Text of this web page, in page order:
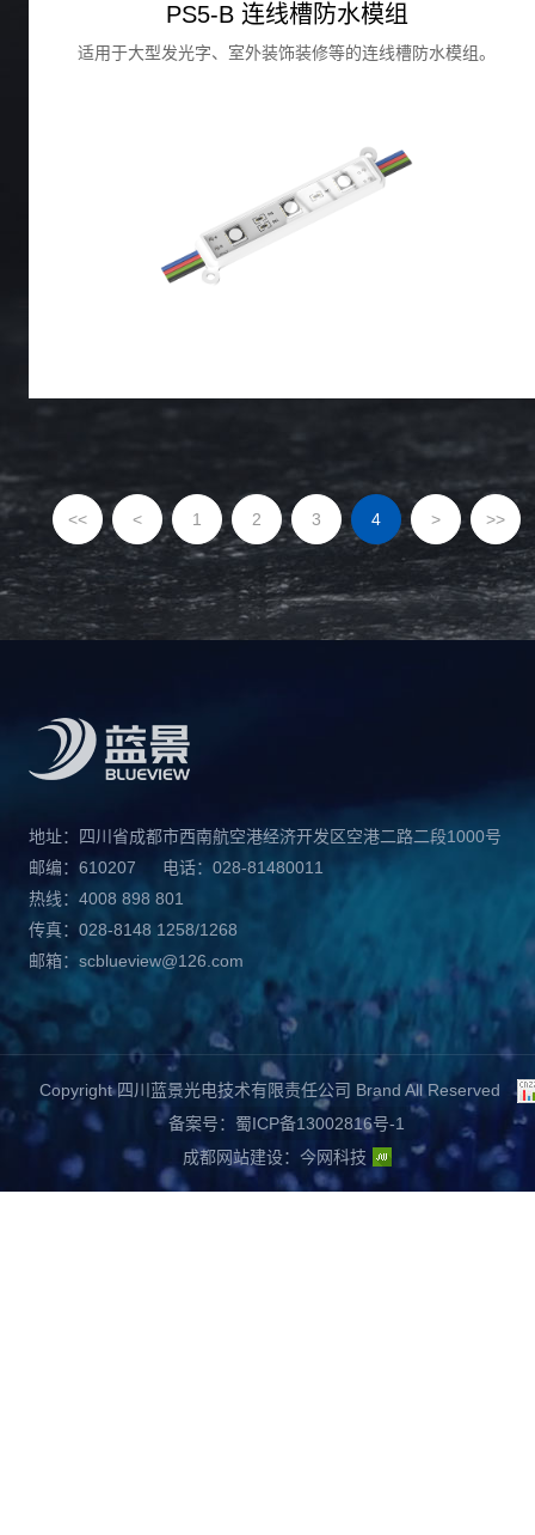
PS5-B 连线槽防水模组
适用于大型发光字、室外装饰装修等的连线槽防水模组。
<< < 1 2 3 4 > >>
地址：四川省成都市西南航空港经济开发区空港二路二段1000号
邮编：610207
电话：028-81480011
热线：4008 898 801
传真：028-8148 1258/1268
邮箱：scblueview@126.com
Copyright 四川蓝景光电技术有限责任公司 Brand All Reserved
备案号：蜀ICP备13002816号-1
成都网站建设： 今网科技